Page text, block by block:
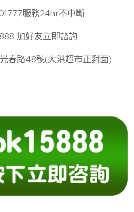
服務24hr不中斷
加好友立即諮詢
春路48號(大港超市正對面)